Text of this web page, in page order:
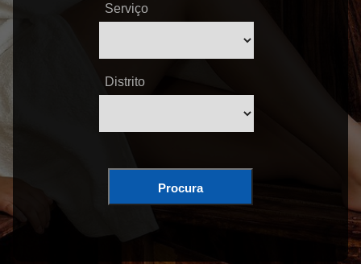
Serviço
Distrito
Procura